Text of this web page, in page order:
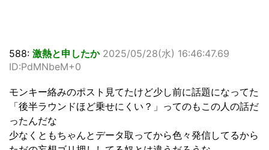
588: 激熱と申したか 2025/05/28(水) 16:46:47.69
ID:PdMNbeM+0
モンキー絡みのポスト見てたけど少し前に話題になってた
「後半ラウンドほど乗せにくい？」ってのもこの人の話だ
ったんだな
少なくともちゃんとデータ取ってから色々発信してるから